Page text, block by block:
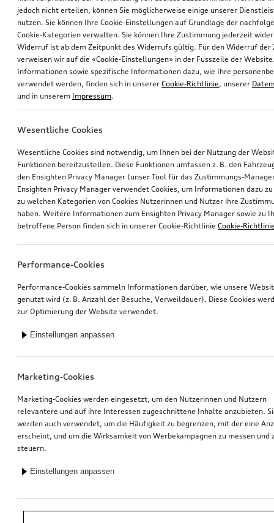
*Unverbindliche Preisempfehlung der Importeurin AMAG Import AG. Inkl.
gesetzlicher MwSt. Preise beim Audi Partner können abweichen; weitere
jedoch nicht erteilen, können Sie möglicherweise einige unserer
nutzen. Sie können Ihre Cookie-Einstellungen auf Grundlage der
Cookie-Kategorien verwalten. Sie können Ihre Zustimmung jederzeit
Widerruf ist ab dem Zeitpunkt des Widerrufs gültig. Für den Widerruf der
verweisen wir auf die «Cookie-Einstellungen» in der Fusszeile der
Informationen sowie spezifische Informationen dazu, wie Ihre
verwendet werden, finden sich in unserer Cookie-Richtlinie, unserer
und in unserem Impressum.
Wesentliche Cookies
Wesentliche Cookies sind notwendig, um Ihnen bei der Nutzung der
Funktionen bereitzustellen. Diese Funktionen umfassen z. B. den
den Ensighten Privacy Manager (unser Tool für das Zustimmungs-
Ensighten Privacy Manager verwendet Cookies, um Informationen dazu
zu welchen Kategorien von Cookies Nutzerinnen und Nutzer ihre
haben. Weitere Informationen zum Ensighten Privacy Manager sowie zu
betroffene Person finden sich in unserer Cookie-Richtlinie Cookie-
Performance-Cookies
Performance-Cookies sammeln Informationen darüber, wie unsere
genutzt wird (z. B. Anzahl der Besuche, Verweildauer). Diese Cookies
zur Optimierung der Website verwendet.
Einstellungen anpassen
Marketing-Cookies
Marketing-Cookies werden eingesetzt, um den Nutzerinnen und Nutzern
relevantere und auf ihre Interessen zugeschnittene Inhalte anzubieten.
werden auch verwendet, um die Häufigkeit zu begrenzen, mit der eine
erscheint, und um die Wirksamkeit von Werbekampagnen zu messen und
steuern.
Einstellungen anpassen